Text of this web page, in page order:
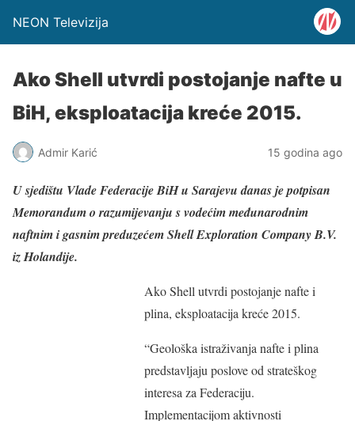
NEON Televizija
Ako Shell utvrdi postojanje nafte u
BiH, eksploatacija kreće 2015.
Admir Karić 15 godina ago
U sjedištu Vlade Federacije BiH u Sarajevu danas je potpisan
Memorandum o razumijevanju s vodećim međunarodnim
naftnim i gasnim preduzećem Shell Exploration Company B.V.
iz Holandije.
Ako Shell utvrdi postojanje nafte i
plina, eksploatacija kreće 2015.
“Geološka istraživanja nafte i plina
predstavljaju poslove od strateškog
interesa za Federaciju.
Implementacijom aktivnosti